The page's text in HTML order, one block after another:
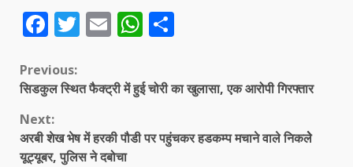
Facebook
Twitter
EmailWhatsApp
Continue
Reading
Previous:
सिडकुल स्थित फैक्ट्री में हुई चोरी का खुलासा, एक आरोपी गिरफ्तार
Next:
अरबी शेख भेष में हरकी पौडी पर पहुंचकर हडकम्प मचाने वाले निकलेे
यूट्यूबर, पुलिस ने दबोचा